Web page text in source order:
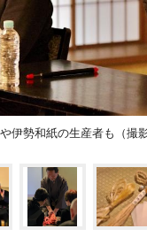
勢和紙の生産者も（撮影